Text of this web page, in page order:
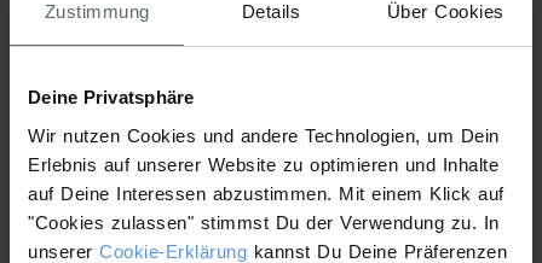
Zustimmung Details Über Cookies
Deine Privatsphäre
Wir nutzen Cookies und andere Technologien, um Dein
Erlebnis auf unserer Website zu optimieren und Inhalte
auf Deine Interessen abzustimmen. Mit einem Klick auf
"Cookies zulassen" stimmst Du der Verwendung zu. In
unserer Cookie-Erklärung kannst Du Deine Präferenzen
Unsere intensive, 60-minütige Gesichtsbehandlung
basiert auf unserer patentierten Hautanalyse, dem
Die Pro Skin 60 bietet so jedes Mal die optimale
Lösung für jedes individuelle Hautbedürfnis – von
zu Akne neigender, sensibler oder
hyperpigmentierter Haut bis hin zur vorzeitigen